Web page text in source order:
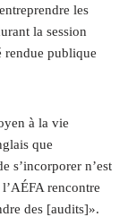
les
la session
rendue publique
à la vie
que
s’incorporer n’est
rencontre
des [audits]».